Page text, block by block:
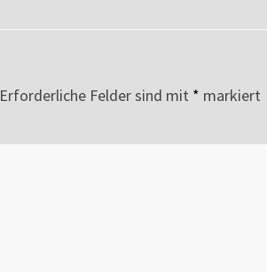
Erforderliche Felder sind mit * markiert